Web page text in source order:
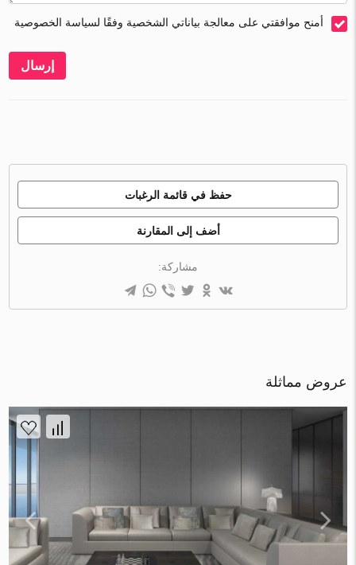
أمنح موافقتي على معالجة بياناتي الشخصية وفقًا لسياسة الخصوصية
إرسال
حفظ في قائمة الرغبات
أضف إلى المقارنة
مشاركة:
عروض مماثلة